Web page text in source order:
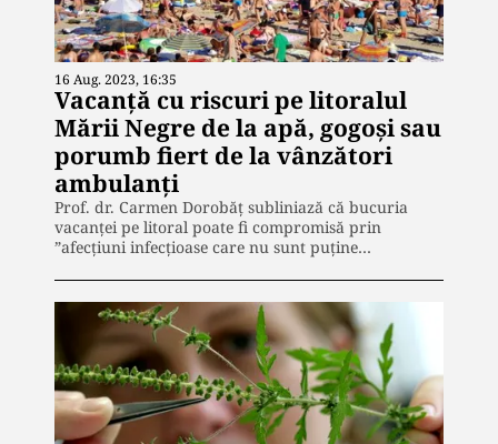
16 Aug. 2023, 16:35
Vacanță cu riscuri pe litoralul
Mării Negre de la apă, gogoși sau
porumb fiert de la vânzători
ambulanți
Prof. dr. Carmen Dorobăț subliniază că bucuria
vacanței pe litoral poate fi compromisă prin
”afecțiuni infecțioase care nu sunt puține…